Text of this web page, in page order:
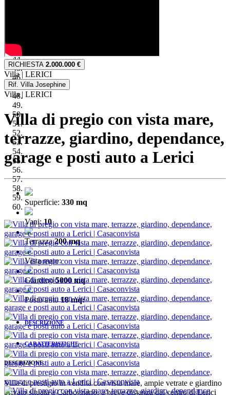
Keyboard shortcuts Image may be subject to copyright
RICHIESTA 2.000.000 €
Villa | LERICI
Rif. Villa Josephine
Villa | LERICI
Villa di pregio con vista mare,
terrazze, giardino, dependance,
garage e posti auto a Lerici
Superficie: 330 mq
Vani:10
Terrazza200 mq
Vista mare:
Giardino5000 mq
Posto auto18 mq:
DESCRIZIONE
CARATTERISTICHE
DESCRIZIONE
Villa di prestigio in vendita con vista mare, ampie vetrate e giardino
privato situata a Carbognano, a breve distanza dal centro di Lerici